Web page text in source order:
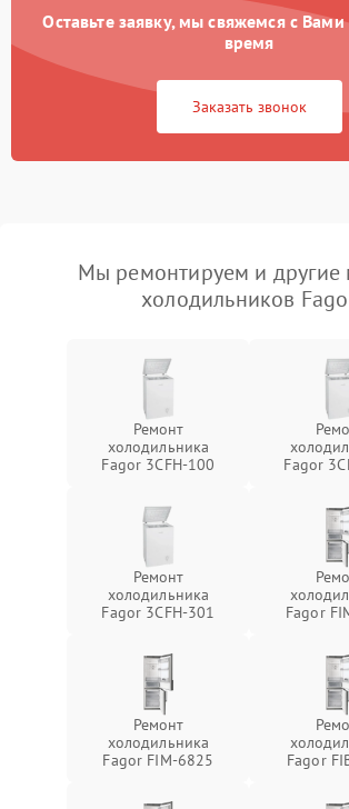
Оставьте заявку, мы свяжемся с
время
Заказать звонок
Мы ремонтируем и другие
холодильников
Ремонт
холодильника
Fagor 3CFH-100
Fagor
Ремонт
холодильника
Fagor 3CFH-301
Fagor
Ремонт
холодильника
Fagor FIM-6825
Fagor